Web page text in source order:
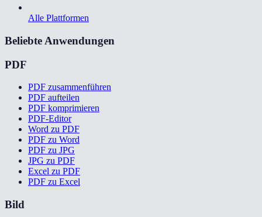
Alle Plattformen
Beliebte Anwendungen
PDF
PDF zusammenführen
PDF aufteilen
PDF komprimieren
PDF-Editor
Word zu PDF
PDF zu Word
PDF zu JPG
JPG zu PDF
Excel zu PDF
PDF zu Excel
Bild